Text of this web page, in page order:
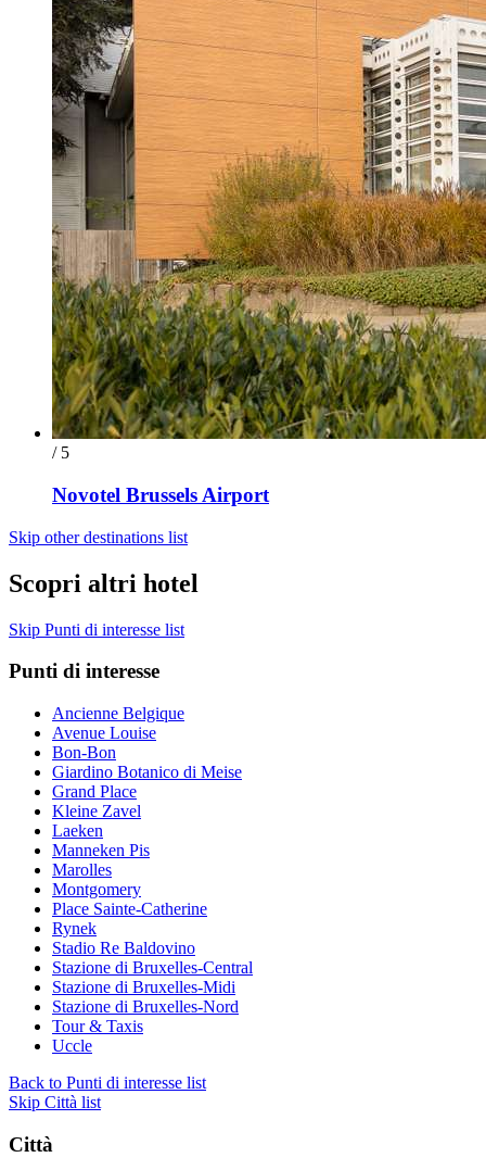
/ 5
Novotel Brussels Airport
Skip other destinations list
Scopri altri hotel
Skip Punti di interesse list
Punti di interesse
Ancienne Belgique
Avenue Louise
Bon-Bon
Giardino Botanico di Meise
Grand Place
Kleine Zavel
Laeken
Manneken Pis
Marolles
Montgomery
Place Sainte-Catherine
Rynek
Stadio Re Baldovino
Stazione di Bruxelles-Central
Stazione di Bruxelles-Midi
Stazione di Bruxelles-Nord
Tour & Taxis
Uccle
Back to Punti di interesse list
Skip Città list
Città